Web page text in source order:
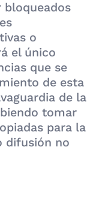
bloqueados
o
el único
que se
de esta
de la
tomar
para la
difusión no